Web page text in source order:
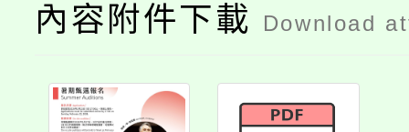
內容附件下載 Download